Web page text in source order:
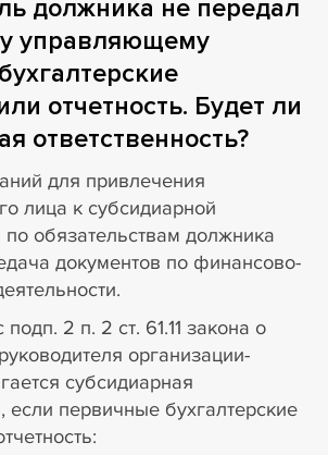
должника не передал
управляющему
отчетность. Будет ли
ответственность?
для привлечения
лица к субсидиарной
по обязательствам должника
документов по финансово-
подп. 2 п. 2 ст. 61.11 закона о
организации-
субсидиарная
если первичные бухгалтерские